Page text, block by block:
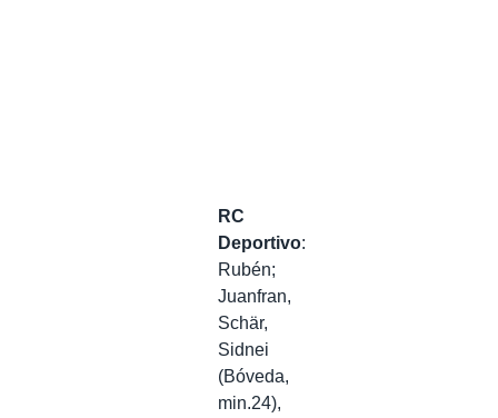
RC
Deportivo:
Rubén;
Juanfran,
Schär,
Sidnei
(Bóveda,
min.24),